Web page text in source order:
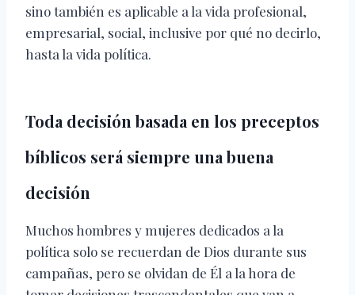
sino también es aplicable a la vida profesional,
empresarial, social, inclusive por qué no decirlo,
hasta la vida política.
Toda decisión basada en los preceptos
bíblicos será siempre una buena
decisión
Muchos hombres y mujeres dedicados a la
política solo se recuerdan de Dios durante sus
campañas, pero se olvidan de Él a la hora de